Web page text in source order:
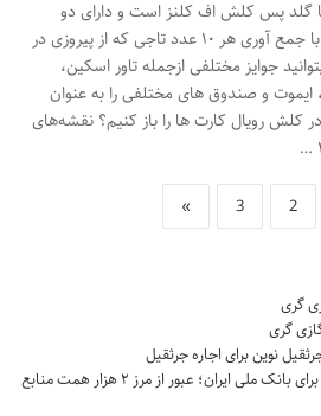
گلد پس کلش اف کلنز است و دارای دو
قسمت رایگان و پولی بوده که با جمع آوری هر ۱۰ عدد تاجی که از پیروزی در
جوایز مختلفی ازجمله تاور اسکین،
ایموت و صندوق های مختلفی را به عنوان
کلش رویال کارت ها را باز کنیم؟ نقشه‌های
2
3
»
گری
گری
نوین برای اجاره جرثقیل
دو دستاورد بزرگ برای بانک ملی ایران؛ عبور از مرز ۲ هزار همت منابع